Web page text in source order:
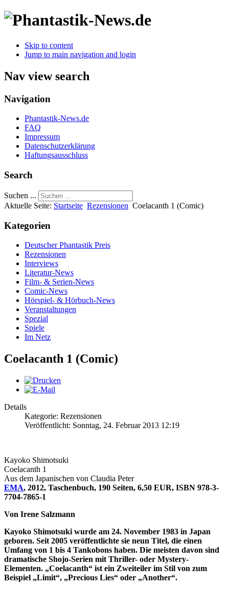
Skip to content
Jump to main navigation and login
Nav view search
Navigation
Phantastik-News.de
FAQ
Impressum
Datenschutzerklärung
Haftungsausschluss
Search
Suchen ...
Aktuelle Seite: Startseite Rezensionen Coelacanth 1 (Comic)
Kategorien
Deutscher Phantastik Preis
Rezensionen
Interviews
Literatur-News
Film- & Serien-News
Comic-News
Hörspiel- & Hörbuch-News
Veranstaltungen
Spezial
Spiele
Im Netz
Coelacanth 1 (Comic)
Details
Kategorie: Rezensionen
Veröffentlicht: Sonntag, 24. Februar 2013 12:19
Kayoko Shimotsuki
Coelacanth 1
Aus dem Japanischen von Claudia Peter
EMA, 2012, Taschenbuch, 190 Seiten, 6,50 EUR, ISBN 978-3-
7704-7865-1
Von Irene Salzmann
Kayoko Shimotsuki wurde am 24. November 1983 in Japan
geboren. Seit 2005 veröffentlichte sie neun Titel, die einen
Umfang von 1 bis 4 Tankobons haben. Die meisten davon sind
dramatische Shojo-Serien mit Thriller- oder Mystery-
Elementen. „Coelacanth“ ist ein Zweiteiler im Stil von zum
Beispiel „Limit“, „Precious Lies“ oder „Another“.